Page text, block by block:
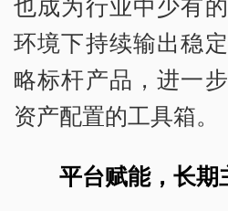
环境下持续输出稳
略标杆产品，进一
资产配置的工具箱。
平台赋能，长期